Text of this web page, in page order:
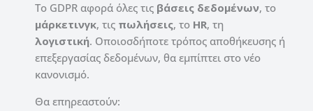
Το GDPR αφορά όλες τις βάσεις δεδομένων, το
μάρκετινγκ, τις πωλήσεις, το HR, τη
λογιστική. Οποιοσδήποτε τρόπος αποθήκευσης ή
επεξεργασίας δεδομένων, θα εμπίπτει στο νέο
κανονισμό.
Θα επηρεαστούν: